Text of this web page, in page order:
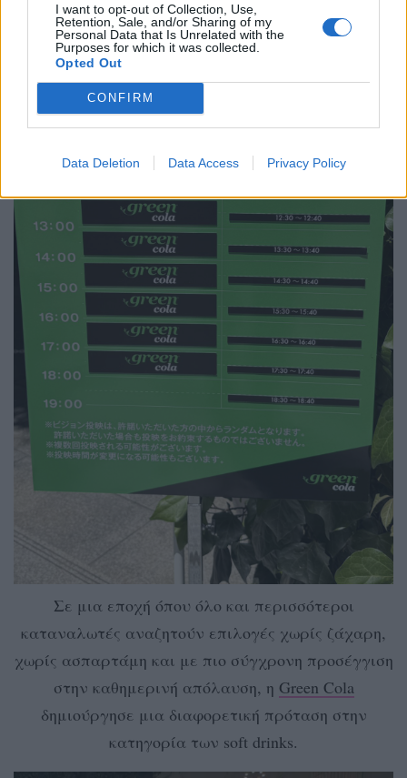
I want to opt-out of Collection, Use,
Retention, Sale, and/or Sharing of my
Personal Data that Is Unrelated with the
Purposes for which it was collected.
Opted Out
CONFIRM
Data Deletion Data Access Privacy Policy
Σε μια εποχή όπου όλο και περισσότεροι
καταναλωτές αναζητούν επιλογές χωρίς ζάχαρη,
χωρίς ασπαρτάμη και με πιο σύγχρονη προσέγγιση
στην καθημερινή απόλαυση, η Green Cola
δημιούργησε μια διαφορετική πρόταση στην
κατηγορία των soft drinks.